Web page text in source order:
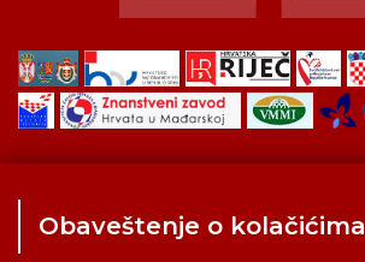
Obaveštenje o kolačićima